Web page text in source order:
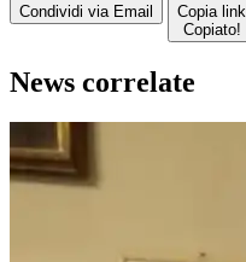
Condividi via Email
Copia link
Copiato!
News correlate